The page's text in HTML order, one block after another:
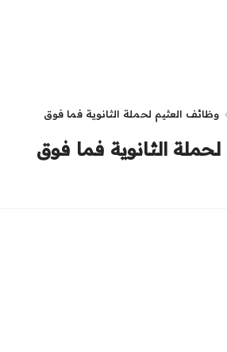
وظائف العثيم لحملة الثانوية فما فوق
الثانوية فما فوق